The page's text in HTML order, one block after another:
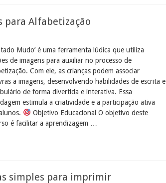
para Alfabetização
Mudo’ é uma ferramenta lúdica que utiliza
de imagens para auxiliar no processo de
Com ele, as crianças podem associar
a imagens, desenvolvendo habilidades de escrita e
de forma divertida e interativa. Essa
estimula a criatividade e a participação ativa
Objetivo Educacional O objetivo deste
é facilitar a aprendizagem …
simples para imprimir